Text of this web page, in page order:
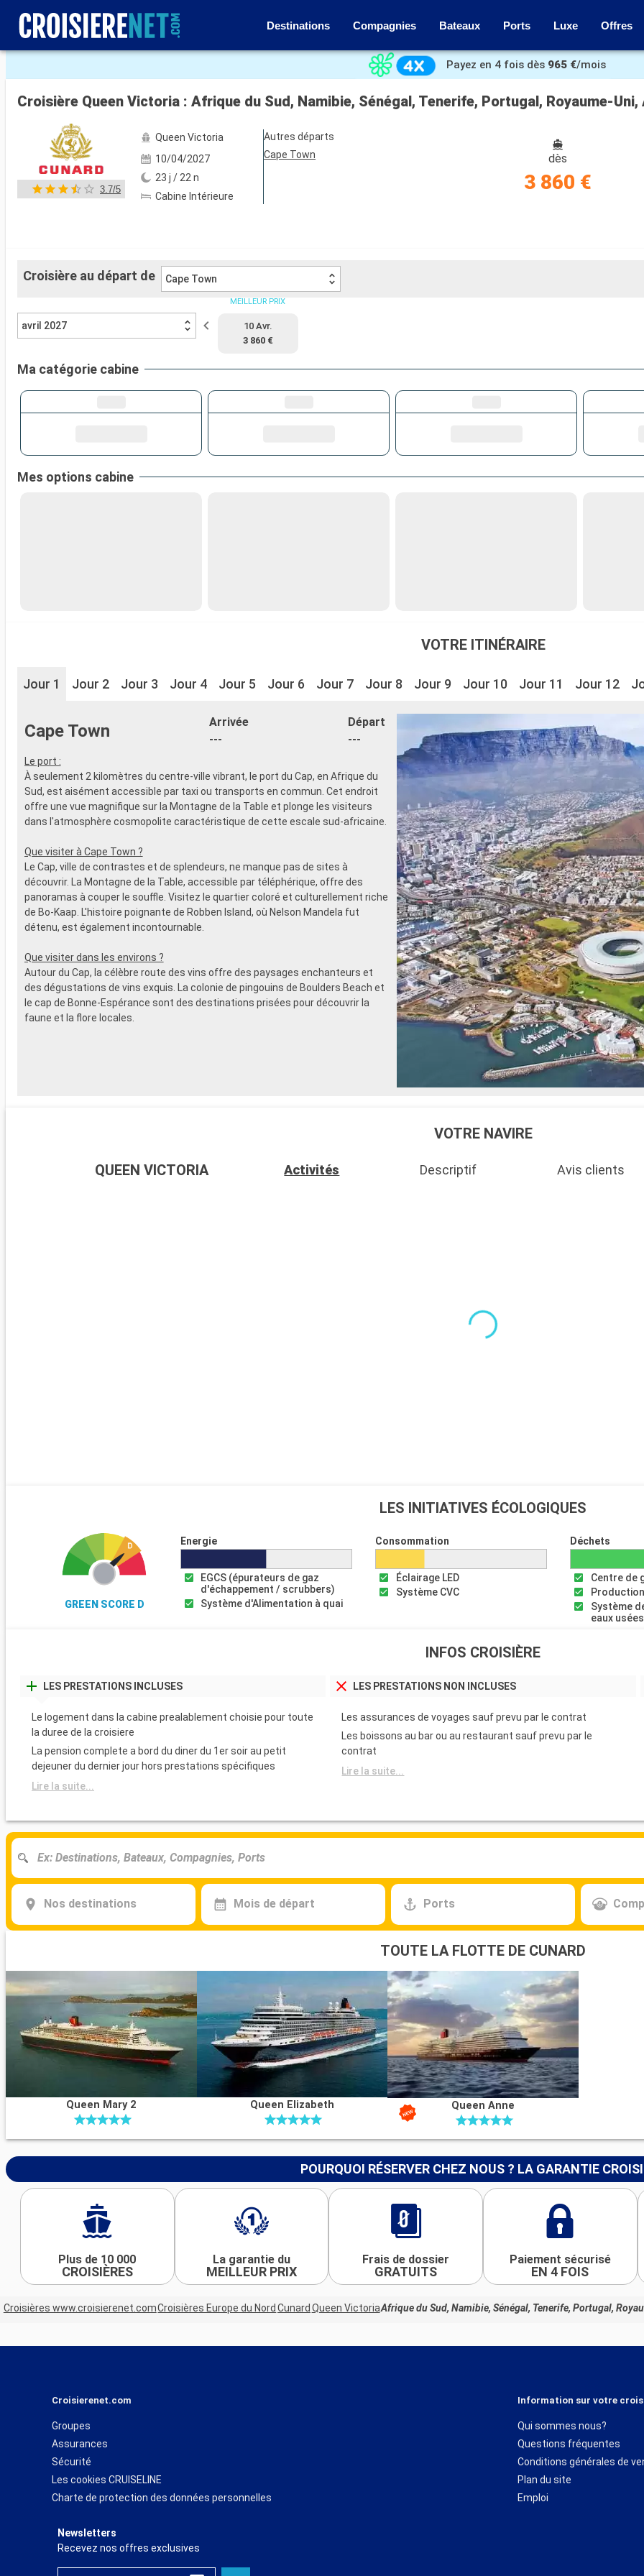
Destinations Compagnies Bateaux Ports Luxe Offres
Voir les 113 autres photos
Payez en 4 fois dès 965 €/mois
Croisière Queen Victoria : Afrique du Sud, Namibie, Sénégal, Tenerife, Portugal, Royaume-
3.7/5
Queen Victoria
10/04/2027
23 j / 22 n
Cabine Intérieure
Autres départs
Cape Town
dès
3 860 €
Croisière au départ de Cape Town
avril 2027
MEILLEUR PRIX
10 Avr.
3 860 €
Ma catégorie cabine
Mes options cabine
VOTRE ITINÉRAIRE
Jour 1 Jour 2 Jour 3 Jour 4 Jour 5 Jour 6 Jour 7 Jour 8 Jour 9 Jour 10 Jour 11 Jour 12
Cape Town
Arrivée
---
Départ
---
Le port :
À seulement 2 kilomètres du centre-ville vibrant, le port du Cap, en Afrique du
Sud, est aisément accessible par taxi ou transports en commun. Cet endroit
offre une vue magnifique sur la Montagne de la Table et plonge les visiteurs
dans l'atmosphère cosmopolite caractéristique de cette escale sud-africaine.
Que visiter à Cape Town ?
Le Cap, ville de contrastes et de splendeurs, ne manque pas de sites à
découvrir. La Montagne de la Table, accessible par téléphérique, offre des
panoramas à couper le souffle. Visitez le quartier coloré et culturellement riche
de Bo-Kaap. L'histoire poignante de Robben Island, où Nelson Mandela fut
détenu, est également incontournable.
Que visiter dans les environs ?
Autour du Cap, la célèbre route des vins offre des paysages enchanteurs et
des dégustations de vins exquis. La colonie de pingouins de Boulders Beach et
le cap de Bonne-Espérance sont des destinations prisées pour découvrir la
faune et la flore locales.
VOTRE NAVIRE
QUEEN VICTORIA Activités Descriptif Avis clients
LES INITIATIVES ÉCOLOGIQUES
GREEN SCORE D
Energie
EGCS (épurateurs de gaz
d'échappement / scrubbers)
Système d'Alimentation à quai
Consommation
Éclairage LED
Système CVC
Déchets
Centre de
Système
eaux usées
INFOS CROISIÈRE
LES PRESTATIONS INCLUSES
Le logement dans la cabine prealablement choisie pour toute
la duree de la croisiere
La pension complete a bord du diner du 1er soir au petit
dejeuner du dernier jour hors prestations spécifiques
Lire la suite...
LES PRESTATIONS NON INCLUSES
Les assurances de voyages sauf prevu par le contrat
Les boissons au bar ou au restaurant sauf prevu par le
contrat
Lire la suite...
Nos destinations Mois de départ Ports
TOUTE LA FLOTTE DE CUNARD
Queen Mary 2 Queen Elizabeth Queen Anne
POURQUOI RÉSERVER CHEZ NOUS ? LA GARANTIE
Plus de 10 000
CROISIÈRES
La garantie du
MEILLEUR PRIX
Frais de dossier
GRATUITS
Paiement sécurisé
EN 4 FOIS
Croisières www.croisierenet.comCroisières Europe du Nord Cunard Queen VictoriaAfrique du Sud, Namibie, Sénégal, Tenerife, Portugal,
Croisierenet.com
Groupes
Assurances
Sécurité
Les cookies CRUISELINE
Charte de protection des données personnelles
Information sur votre
Qui sommes nous?
Questions fréquentes
Conditions générales de
Plan du site
Emploi
Newsletters
Recevez nos offres exclusives